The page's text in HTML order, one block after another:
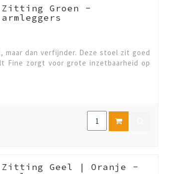
Zitting Groen -
maar dan verfijnder. Deze stoel zit goed
Fine zorgt voor grote inzetbaarheid op
Zitting Geel | Oranje -